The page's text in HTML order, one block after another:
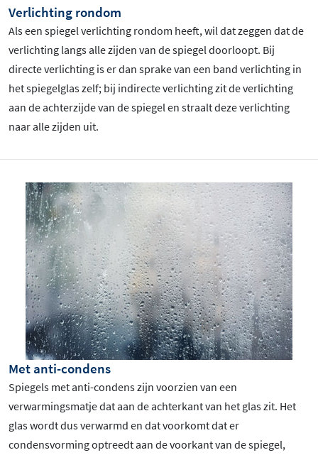
Verlichting rondom
Als een spiegel verlichting rondom heeft, wil dat zeggen dat de
verlichting langs alle zijden van de spiegel doorloopt. Bij
directe verlichting is er dan sprake van een band verlichting in
het spiegelglas zelf; bij indirecte verlichting zit de verlichting
aan de achterzijde van de spiegel en straalt deze verlichting
naar alle zijden uit.
Met anti-condens
Spiegels met anti-condens zijn voorzien van een
verwarmingsmatje dat aan de achterkant van het glas zit. Het
glas wordt dus verwarmd en dat voorkomt dat er
condensvorming optreedt aan de voorkant van de spiegel,